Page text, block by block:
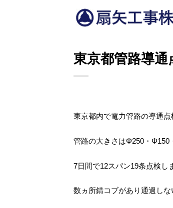
東京都管路導通
東京都内で電力管路の導通点
管路の大きさはΦ250・Φ150
7日間で12スパン19条点検し
数ヵ所錆コブがあり通過しな